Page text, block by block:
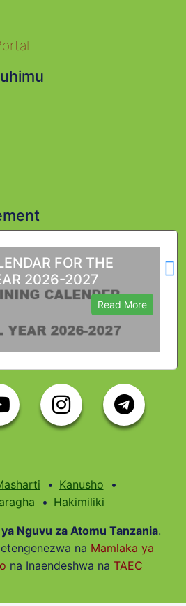
FOR THE
2026-2027
Read More
Kanusho
Hakimiliki
Nguvu za Atomu Tanzania.
na Mamlaka ya
na Inaendeshwa na TAEC